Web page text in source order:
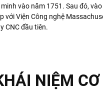
vào năm 1751. Sau đó,
với Viện Công nghệ
CNC đầu tiên.
NIỆM